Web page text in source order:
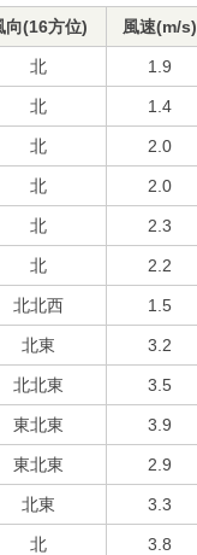
向(16方位) 風速(m/s)
北 1.9
北 1.4
北 2.0
北 2.0
北 2.3
北 2.2
北北西 1.5
北東 3.2
北北東 3.5
東北東 3.9
東北東 2.9
北東 3.3
北 3.8